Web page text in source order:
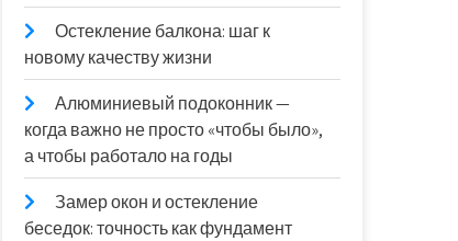
Остекление балкона: шаг к
новому качеству жизни
Алюминиевый подоконник —
когда важно не просто «чтобы было»,
а чтобы работало на годы
Замер окон и остекление
беседок: точность как фундамент